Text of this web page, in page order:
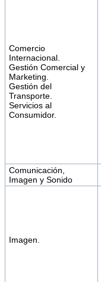
Comercio
Internacional.
Gestión Comercial y
Marketing.
Gestión del
Transporte.
Servicios al
Consumidor.
Comunicación,
Imagen y Sonido
Imagen.